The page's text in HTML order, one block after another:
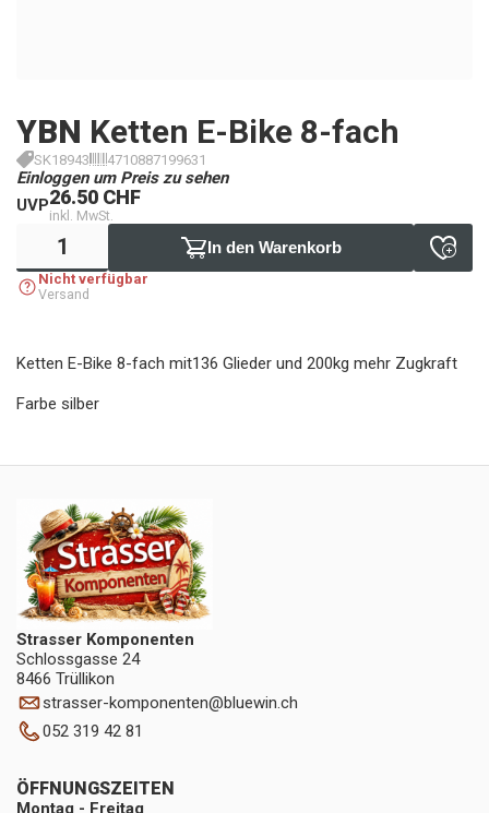
YBN Ketten E-Bike 8-fach
SK18943 4710887199631
Einloggen um Preis zu sehen
UVP26.50 CHF
inkl. MwSt.
In den Warenkorb
Nicht verfügbar
Versand
Ketten E-Bike 8-fach mit136 Glieder und 200kg mehr Zugkraft
Farbe silber
Strasser Komponenten
Schlossgasse 24
8466 Trüllikon
strasser-komponenten@bluewin.ch
052 319 42 81
ÖFFNUNGSZEITEN
Montag - Freitag